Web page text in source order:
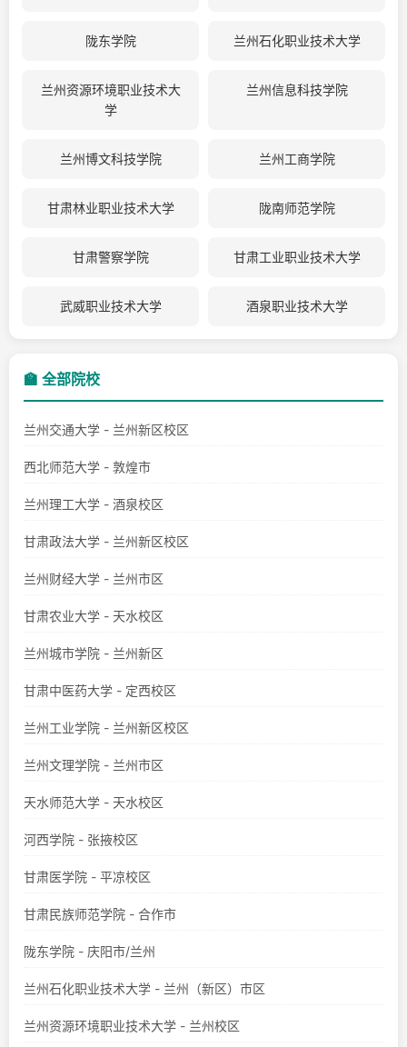
陇东学院 兰州石化职业技术大学
兰州资源环境职业技术大
学
兰州信息科技学院
兰州博文科技学院 兰州工商学院
甘肃林业职业技术大学 陇南师范学院
甘肃警察学院 甘肃工业职业技术大学
武威职业技术大学 酒泉职业技术大学
🏫 全部院校
兰州交通大学 - 兰州新区校区
西北师范大学 - 敦煌市
兰州理工大学 - 酒泉校区
甘肃政法大学 - 兰州新区校区
兰州财经大学 - 兰州市区
甘肃农业大学 - 天水校区
兰州城市学院 - 兰州新区
甘肃中医药大学 - 定西校区
兰州工业学院 - 兰州新区校区
兰州文理学院 - 兰州市区
天水师范大学 - 天水校区
河西学院 - 张掖校区
甘肃医学院 - 平凉校区
甘肃民族师范学院 - 合作市
陇东学院 - 庆阳市/兰州
兰州石化职业技术大学 - 兰州（新区）市区
兰州资源环境职业技术大学 - 兰州校区